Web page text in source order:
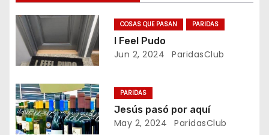
g
a
c
i
ó
COSAS QUE PASAN PARIDAS
I Feel Pudo
Jun 2, 2024 ParidasClub
PARIDAS
Jesús pasó por aquí
May 2, 2024 ParidasClub